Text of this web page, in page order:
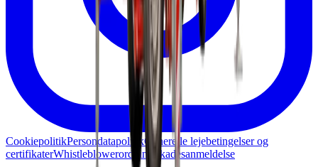
CookiepolitikPersondatapolitikGenerelle lejebetingelser og
certifikaterWhistleblowerordning Skadesanmeldelse